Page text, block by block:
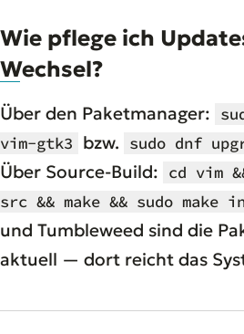
Wie pflege ich
Wechsel?
Über den Paketmanager:
vim-gtk3 bzw. sudo dnf
Über Source-Build: cd vim
src && make && sudo make
und Tumbleweed sind die
aktuell — dort reicht das